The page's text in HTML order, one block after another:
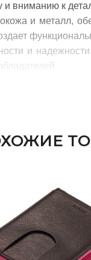
и вниманию к
и металл,
и